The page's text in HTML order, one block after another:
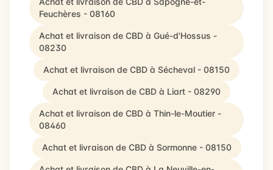
Feuchères - 08160
Achat et livraison de CBD à Gué-d'Hossus -
08230
Achat et livraison de CBD à Sécheval - 08150
Achat et livraison de CBD à Liart - 08290
Achat et livraison de CBD à Thin-le-Moutier -
08460
Achat et livraison de CBD à Sormonne - 08150